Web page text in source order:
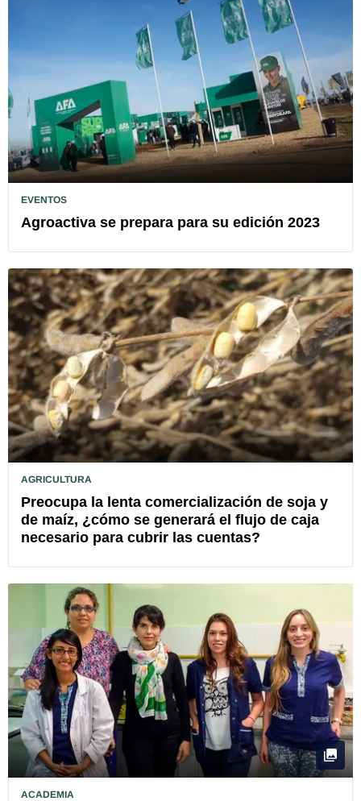
EVENTOS
Agroactiva se prepara para su edición 2023
AGRICULTURA
Preocupa la lenta comercialización de soja y
de maíz, ¿cómo se generará el flujo de caja
necesario para cubrir las cuentas?
ACADEMIA